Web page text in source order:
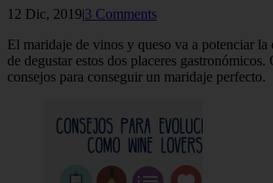
12 Dic, 2019|3 Comments
El maridaje de vinos y queso va a potenciar la
de degustar estos dos placeres gastronómicos.
consejos para conseguir un maridaje perfecto.